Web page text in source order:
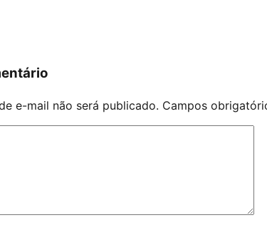
e-mail não será publicado. Campos